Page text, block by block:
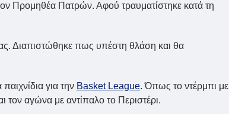
Προμηθέα Πατρών. Αφού τραυματίστηκε κατά τη
Διαπιστώθηκε πως υπέστη θλάση και θα
για την Basket League. Όπως το ντέρμπι με
τον αγώνα με αντίπαλο το Περιστέρι.